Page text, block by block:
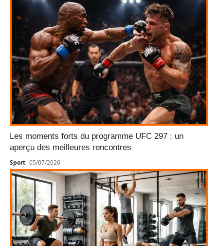
Les moments forts du programme UFC 297 : un
aperçu des meilleures rencontres
Sport 05/07/2026